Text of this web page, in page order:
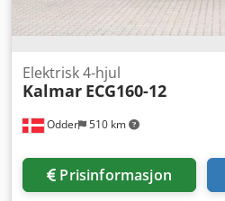
Odder 510 km
Elektrisk 4-hjul
Kalmar ECG160-12
Prisinformasjon